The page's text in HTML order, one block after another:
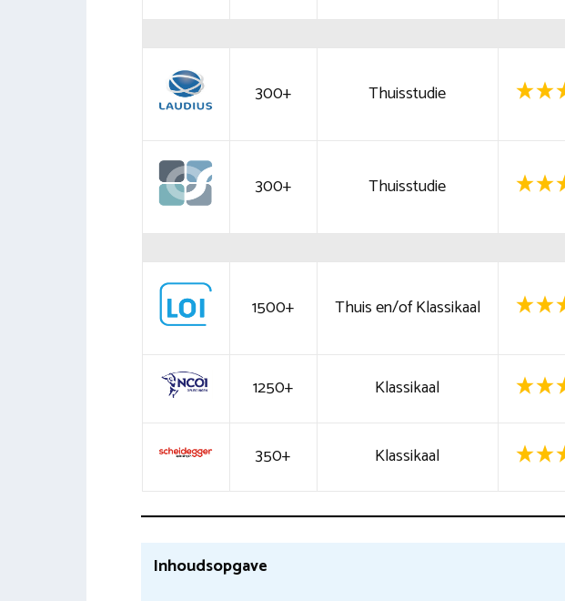
300+ Thuisstudie
300+ Thuisstudie
1500+ Thuis en/of Klassikaal
1250+ Klassikaal
350+ Klassikaal
Inhoudsopgave